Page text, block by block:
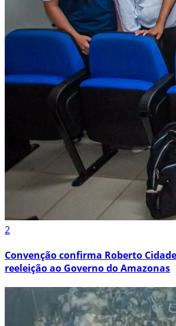
2
Convenção confirma Roberto
reeleição ao Governo do Amazonas